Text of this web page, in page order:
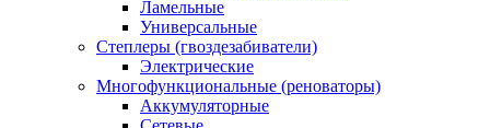
Ламельные
Универсальные
Степлеры (гвоздезабиватели)
Электрические
Многофункциональные (реноваторы)
Аккумуляторные